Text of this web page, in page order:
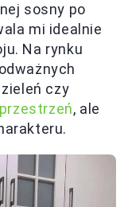
sosny po
mi idealnie
Na rynku
czy
, ale